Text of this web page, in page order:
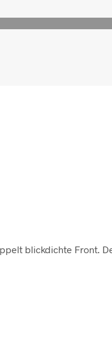
blickdichte Front.